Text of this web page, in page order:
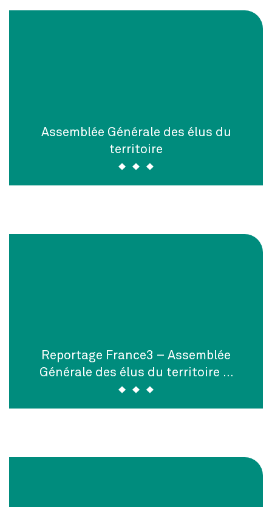
Assemblée Générale des élus du
territoire
Reportage France3 – Assemblée
Générale des élus du territoire …